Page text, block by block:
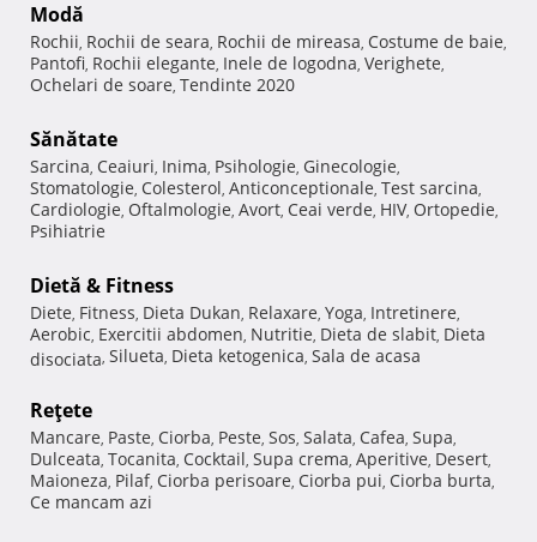
Modă
Rochii, Rochii de seara, Rochii de mireasa, Costume de baie,
Pantofi, Rochii elegante, Inele de logodna, Verighete,
Ochelari de soare, Tendinte 2020
Sănătate
Sarcina, Ceaiuri, Inima, Psihologie, Ginecologie,
Stomatologie, Colesterol, Anticonceptionale, Test sarcina,
Cardiologie, Oftalmologie, Avort, Ceai verde, HIV, Ortopedie,
Psihiatrie
Dietă & Fitness
Diete, Fitness, Dieta Dukan, Relaxare, Yoga, Intretinere,
Aerobic, Exercitii abdomen, Nutritie, Dieta de slabit, Dieta
disociata, Silueta, Dieta ketogenica, Sala de acasa
Reţete
Mancare, Paste, Ciorba, Peste, Sos, Salata, Cafea, Supa,
Dulceata, Tocanita, Cocktail, Supa crema, Aperitive, Desert,
Maioneza, Pilaf, Ciorba perisoare, Ciorba pui, Ciorba burta,
Ce mancam azi